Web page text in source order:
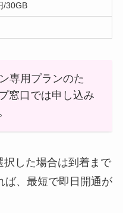
/30GB
専用プランのた
窓口では申し込み
した場合は到着まで
ば、最短で即日開通が